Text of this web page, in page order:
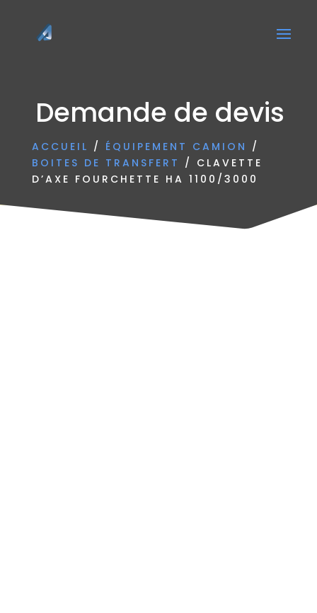
Demande de devis
ACCUEIL / ÉQUIPEMENT CAMION /
BOITES DE TRANSFERT / CLAVETTE
D’AXE FOURCHETTE HA 1100/3000